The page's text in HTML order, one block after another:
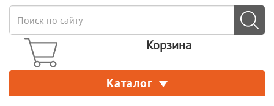
Корзина
Каталог